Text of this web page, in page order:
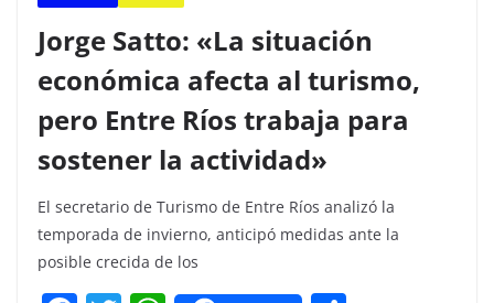
Jorge Satto: «La situación
económica afecta al turismo,
pero Entre Ríos trabaja para
sostener la actividad»
El secretario de Turismo de Entre Ríos analizó la
temporada de invierno, anticipó medidas ante la
posible crecida de los